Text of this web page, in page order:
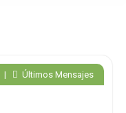
| Últimos Mensajes